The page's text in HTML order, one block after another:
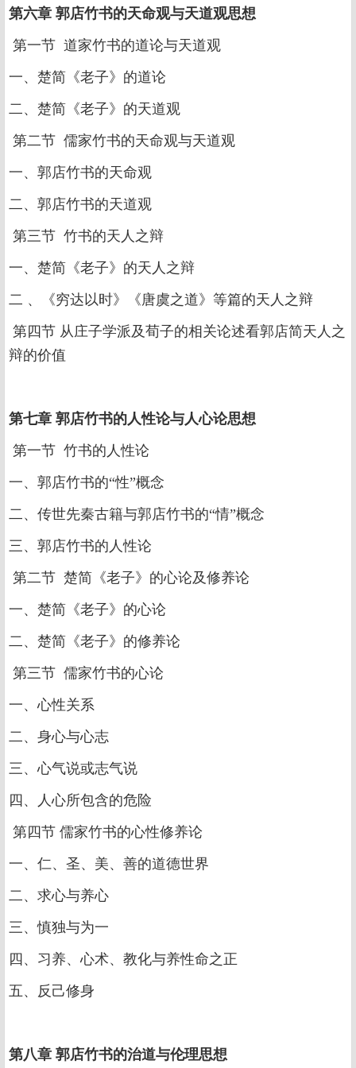
第六章 郭店竹书的天命观与天道观思想
第一节 道家竹书的道论与天道观
一、楚简《老子》的道论
二、楚简《老子》的天道观
第二节 儒家竹书的天命观与天道观
一、郭店竹书的天命观
二、郭店竹书的天道观
第三节 竹书的天人之辩
一、楚简《老子》的天人之辩
二 、《穷达以时》《唐虞之道》等篇的天人之辩
第四节 从庄子学派及荀子的相关论述看郭店简天人之
辩的价值
第七章 郭店竹书的人性论与人心论思想
第一节 竹书的人性论
一、郭店竹书的“性”概念
二、传世先秦古籍与郭店竹书的“情”概念
三、郭店竹书的人性论
第二节 楚简《老子》的心论及修养论
一、楚简《老子》的心论
二、楚简《老子》的修养论
第三节 儒家竹书的心论
一、心性关系
二、身心与心志
三、心气说或志气说
四、人心所包含的危险
第四节 儒家竹书的心性修养论
一、仁、圣、美、善的道德世界
二、求心与养心
三、慎独与为一
四、习养、心术、教化与养性命之正
五、反己修身
第八章 郭店竹书的治道与伦理思想